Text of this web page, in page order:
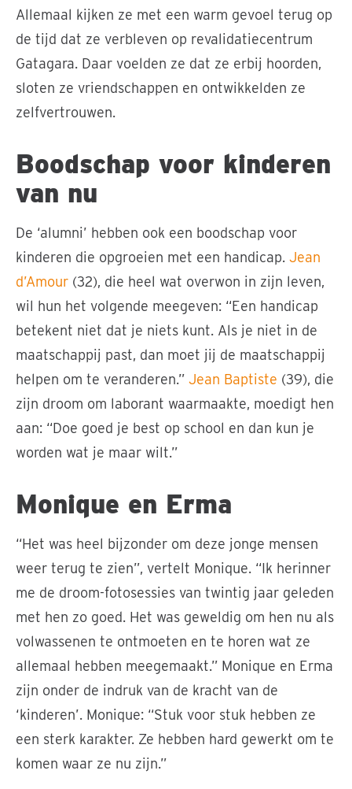
Allemaal kijken ze met een warm gevoel terug op
de tijd dat ze verbleven op revalidatiecentrum
Gatagara. Daar voelden ze dat ze erbij hoorden,
sloten ze vriendschappen en ontwikkelden ze
zelfvertrouwen.
Boodschap voor kinderen
van nu
De ‘alumni’ hebben ook een boodschap voor
kinderen die opgroeien met een handicap. Jean
d’Amour (32), die heel wat overwon in zijn leven,
wil hun het volgende meegeven: “Een handicap
betekent niet dat je niets kunt. Als je niet in de
maatschappij past, dan moet jij de maatschappij
helpen om te veranderen.” Jean Baptiste (39), die
zijn droom om laborant waarmaakte, moedigt hen
aan: “Doe goed je best op school en dan kun je
worden wat je maar wilt.”
Monique en Erma
“Het was heel bijzonder om deze jonge mensen
weer terug te zien”, vertelt Monique. “Ik herinner
me de droom-fotosessies van twintig jaar geleden
met hen zo goed. Het was geweldig om hen nu als
volwassenen te ontmoeten en te horen wat ze
allemaal hebben meegemaakt.” Monique en Erma
zijn onder de indruk van de kracht van de
‘kinderen’. Monique: “Stuk voor stuk hebben ze
een sterk karakter. Ze hebben hard gewerkt om te
komen waar ze nu zijn.”